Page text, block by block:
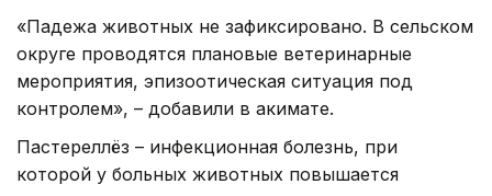
«Падежа животных не зафиксировано. В сельском
округе проводятся плановые ветеринарные
мероприятия, эпизоотическая ситуация под
контролем», – добавили в акимате.
Пастереллёз – инфекционная болезнь, при
которой у больных животных повышается